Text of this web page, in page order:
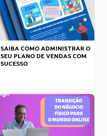
SAIBA COMO ADMINISTRAR O
SEU PLANO DE VENDAS COM
SUCESSO